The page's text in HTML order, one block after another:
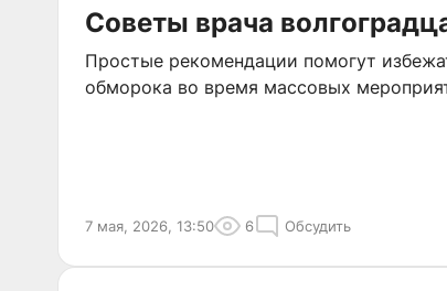
Советы врача
Простые рекомендации помогут
обморока во время массовых
7 мая, 2026, 13:50 6 Обсудить